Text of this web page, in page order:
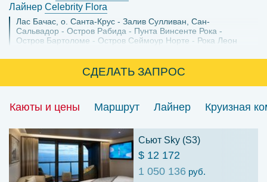
Лайнер Celebrity Flora
Лас Бачас, о. Санта-Крус
Залив Сулливан, Сан-
Сальвадор
Остров Рабида
Пунта Винсенте Рока
Остров Бартоломе
Остров Сеймоур Норте
Рока Леон
Исследовательская станция Чарльза Дарвина
Лас Бачас,
СДЕЛАТЬ ЗАПРОС
Каюты и цены Маршрут Лайнер Круизная
Сьют Sky (S3)
$ 12 172
1 050 136 руб.